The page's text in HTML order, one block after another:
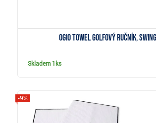
Ogio Towel golfový ručník,
Skladem 1ks
-9%
Zobrazit